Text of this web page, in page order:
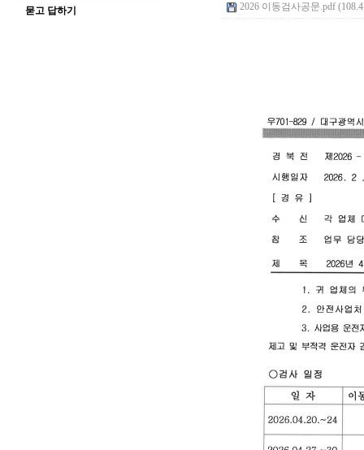
묻고 답하기 2026 이동검사공문.pdf